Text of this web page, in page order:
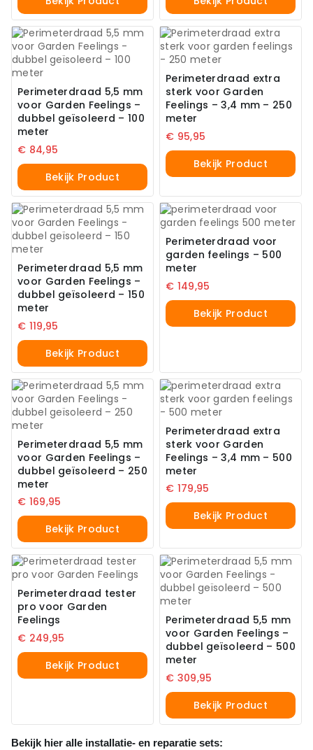
Perimeterdraad 5,5 mm
voor Garden Feelings –
dubbel geïsoleerd – 100
meter
€ 84,95
Bekijk Product
Perimeterdraad extra
sterk voor Garden
Feelings – 3,4 mm – 250
meter
€ 95,95
Bekijk Product
Perimeterdraad 5,5 mm
voor Garden Feelings –
dubbel geïsoleerd – 150
meter
€ 119,95
Bekijk Product
Perimeterdraad voor
garden feelings – 500
meter
€ 149,95
Bekijk Product
Perimeterdraad 5,5 mm
voor Garden Feelings –
dubbel geïsoleerd – 250
meter
€ 169,95
Bekijk Product
Perimeterdraad extra
sterk voor Garden
Feelings – 3,4 mm – 500
meter
€ 179,95
Bekijk Product
Perimeterdraad tester
pro voor Garden
Feelings
€ 249,95
Bekijk Product
Perimeterdraad 5,5 mm
voor Garden Feelings –
dubbel geïsoleerd – 500
meter
€ 309,95
Bekijk Product
Bekijk hier alle installatie- en reparatie sets: